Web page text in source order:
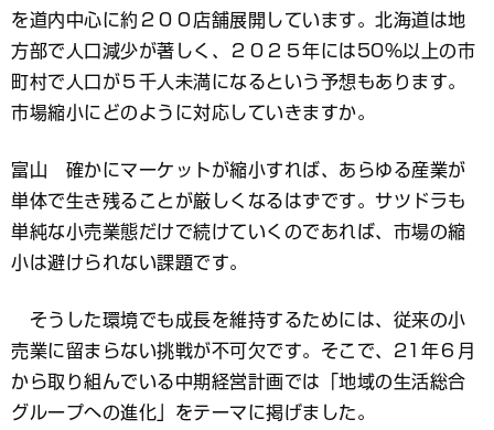
を道内中心に約２００店舗展開しています。北海道は地
方部で人口減少が著しく、２０２５年には50％以上の市
町村で人口が５千人未満になるという予想もあります。
市場縮小にどのように対応していきますか。
富山 確かにマーケットが縮小すれば、あらゆる産業が
単体で生き残ることが厳しくなるはずです。サツドラも
単純な小売業態だけで続けていくのであれば、市場の縮
小は避けられない課題です。
そうした環境でも成長を維持するためには、従来の小
売業に留まらない挑戦が不可欠です。そこで、21年６月
から取り組んでいる中期経営計画では「地域の生活総合
グループへの進化」をテーマに掲げました。